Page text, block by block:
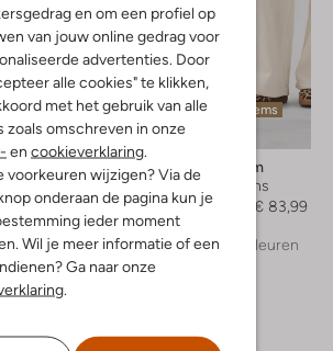
en om een profiel op
van jouw online gedrag voor
advertenties. Door
alle cookies" te klikken,
met het gebruik van alle
zoals omschreven in onze
en cookieverklaring.
voorkeuren wijzigen? Via de
onderaan de pagina kun je
ieder moment
Wil je meer informatie of een
Ga naar onze
.
de look
Laatste items
Modström
Wide jeans
€ 119,99
€ 83,99
+ meer kleuren